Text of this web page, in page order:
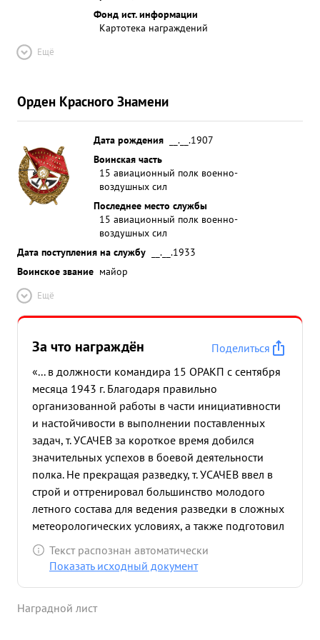
командир (начальник) ...»
Фонд ист. информации
Картотека награждений
Ещё
Орден Красного Знамени
Дата рождения
__.__.1907
Воинская часть
15 авиационный полк военно-
воздушных сил
Последнее место службы
15 авиационный полк военно-
воздушных сил
Дата поступления на службу
__.__.1933
Воинское звание майор
Ещё
За что награждён
Поделиться
«... в должности командира 15 ОРАКП с сентября
месяца 1943 г. Благодаря правильно
организованной работы в части инициативности
и настойчивости в выполнении поставленных
задач, т. УСАЧЕВ за короткое время добился
значительных успехов в боевой деятельности
полка. Не прекращая разведку, т. УСАЧЕВ ввел в
строй и оттренировал большинство молодого
летного состава для ведения разведки в сложных
метеорологических условиях, а также подготовил
группу экипажей для ночных полетов. За время
командования майора УСАЧЕВА полк совершил
разведывательных операций по обеспечению
Текст распознан автоматически
Показать исходный документ
Наградной лист